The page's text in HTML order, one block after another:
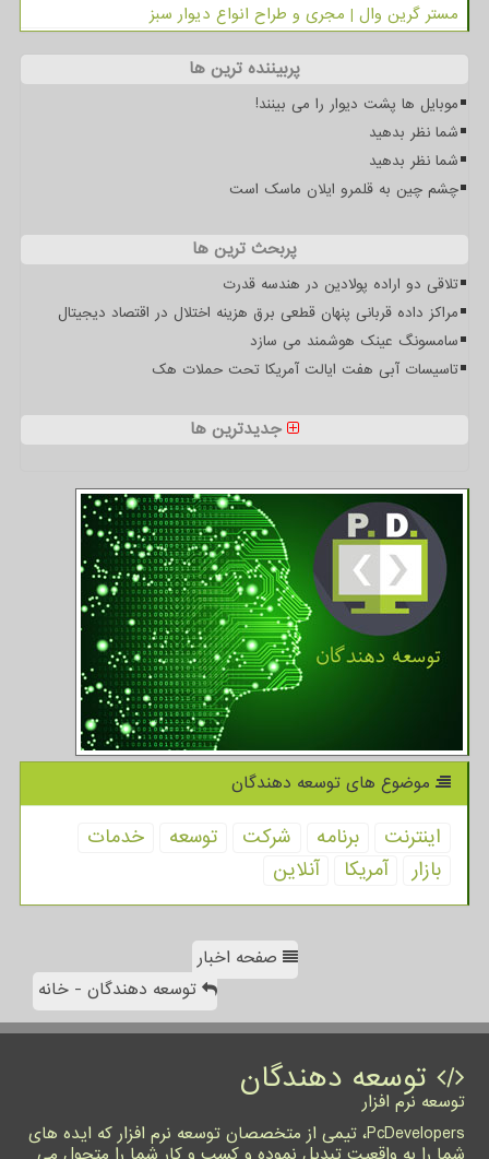
مستر گرین وال | مجری و طراح انواع دیوار سبز
پربیننده ترین ها
موبایل ها پشت دیوار را می بینند!
شما نظر بدهید
شما نظر بدهید
چشم چین به قلمرو ایلان ماسک است
پربحث ترین ها
تلاقی دو اراده پولادین در هندسه قدرت
مراکز داده قربانی پنهان قطعی برق هزینه اختلال در اقتصاد دیجیتال
سامسونگ عینک هوشمند می سازد
تاسیسات آبی هفت ایالت آمریکا تحت حملات هک
جدیدترین ها
موضوع های توسعه دهندگان
اینترنت برنامه شركت توسعه
خدمات
بازار
آمریكا آنلاین
صفحه اخبار
توسعه دهندگان - خانه
توسعه دهندگان
توسعه نرم افزار
PcDevelopers، تیمی از متخصصان توسعه نرم افزار که ایده های